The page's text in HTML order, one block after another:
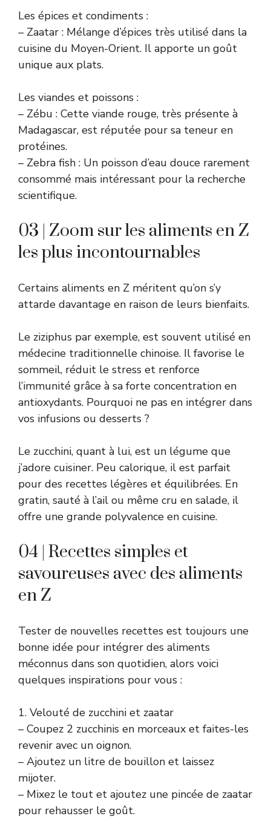
Les épices et condiments :
– Zaatar : Mélange d’épices très utilisé dans la
cuisine du Moyen-Orient. Il apporte un goût
unique aux plats.
Les viandes et poissons :
– Zébu : Cette viande rouge, très présente à
Madagascar, est réputée pour sa teneur en
protéines.
– Zebra fish : Un poisson d’eau douce rarement
consommé mais intéressant pour la recherche
scientifique.
03 | Zoom sur les aliments en Z
les plus incontournables
Certains aliments en Z méritent qu’on s’y
attarde davantage en raison de leurs bienfaits.
Le ziziphus par exemple, est souvent utilisé en
médecine traditionnelle chinoise. Il favorise le
sommeil, réduit le stress et renforce
l’immunité grâce à sa forte concentration en
antioxydants. Pourquoi ne pas en intégrer dans
vos infusions ou desserts ?
Le zucchini, quant à lui, est un légume que
j’adore cuisiner. Peu calorique, il est parfait
pour des recettes légères et équilibrées. En
gratin, sauté à l’ail ou même cru en salade, il
offre une grande polyvalence en cuisine.
04 | Recettes simples et
savoureuses avec des aliments
en Z
Tester de nouvelles recettes est toujours une
bonne idée pour intégrer des aliments
méconnus dans son quotidien, alors voici
quelques inspirations pour vous :
1. Velouté de zucchini et zaatar
– Coupez 2 zucchinis en morceaux et faites-les
revenir avec un oignon.
– Ajoutez un litre de bouillon et laissez
mijoter.
– Mixez le tout et ajoutez une pincée de zaatar
pour rehausser le goût.